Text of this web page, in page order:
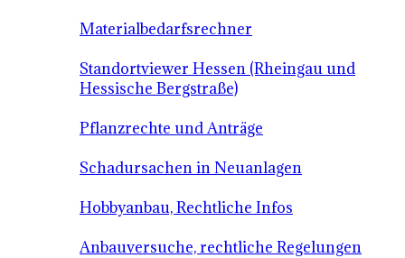
Materialbedarfsrechner
Standortviewer Hessen (Rheingau und
Hessische Bergstraße)
Pflanzrechte und Anträge
Schadursachen in Neuanlagen
Hobbyanbau, Rechtliche Infos
Anbauversuche, rechtliche Regelungen